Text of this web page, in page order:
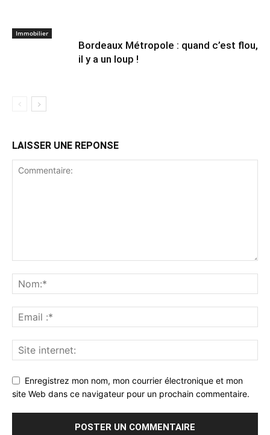
Immobilier
Bordeaux Métropole : quand c’est flou,
il y a un loup !
LAISSER UNE REPONSE
Enregistrez mon nom, mon courrier électronique et mon
site Web dans ce navigateur pour un prochain commentaire.